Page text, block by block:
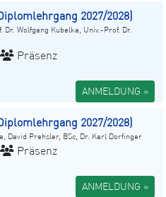
2027/2028)
Wolfgang Kubelka, Univ.-Prof. Dr.
Präsenz
ANMELDUNG »
2027/2028)
David Prehsler, BSc, Dr. Karl Dorfinger
Präsenz
ANMELDUNG »